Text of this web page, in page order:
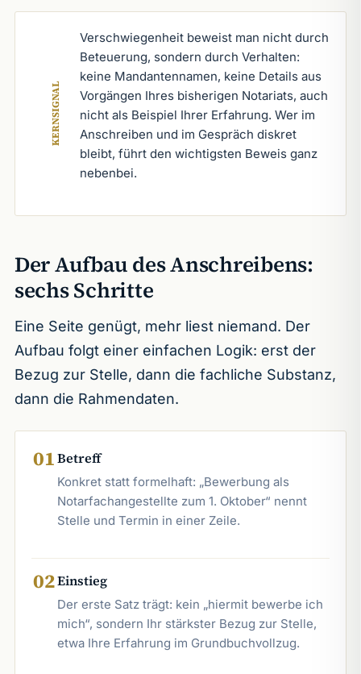
KERNSIGNAL
Verschwiegenheit beweist man nicht durch
Beteuerung, sondern durch Verhalten:
keine Mandantennamen, keine Details aus
Vorgängen Ihres bisherigen Notariats, auch
nicht als Beispiel Ihrer Erfahrung. Wer im
Anschreiben und im Gespräch diskret
bleibt, führt den wichtigsten Beweis ganz
nebenbei.
Der Aufbau des Anschreibens:
sechs Schritte
Eine Seite genügt, mehr liest niemand. Der
Aufbau folgt einer einfachen Logik: erst der
Bezug zur Stelle, dann die fachliche Substanz,
dann die Rahmendaten.
01Betreff
Konkret statt formelhaft: „Bewerbung als
Notarfachangestellte zum 1. Oktober“ nennt
Stelle und Termin in einer Zeile.
02Einstieg
Der erste Satz trägt: kein „hiermit bewerbe ich
mich“, sondern Ihr stärkster Bezug zur Stelle,
etwa Ihre Erfahrung im Grundbuchvollzug.